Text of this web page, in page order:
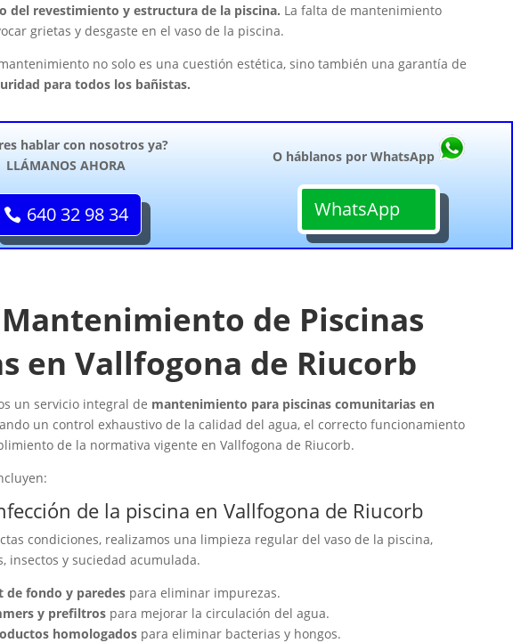
del revestimiento y estructura de la piscina. La falta de mantenimiento
grietas y desgaste en el vaso de la piscina.
no solo es una cuestión estética, sino también una garantía de
para todos los bañistas.
hablar con nosotros ya?
LLÁMANOS AHORA
640 32 98 34
O háblanos por WhatsApp
WhatsApp
de Piscinas
en Vallfogona de Riucorb
un servicio integral de mantenimiento para piscinas comunitarias en
un control exhaustivo de la calidad del agua, el correcto funcionamiento
de la normativa vigente en Vallfogona de Riucorb.
de la piscina en Vallfogona de Riucorb
condiciones, realizamos una limpieza regular del vaso de la piscina,
insectos y suciedad acumulada.
fondo y paredespara eliminar impurezas.
y prefiltrospara mejorar la circulación del agua.
homologadospara eliminar bacterias y hongos.